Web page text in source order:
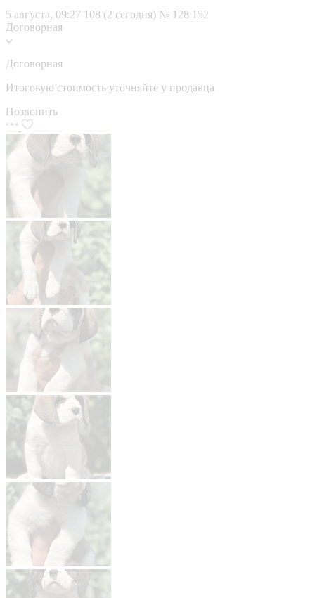
5 августа, 09:27 108 (2 сегодня) № 128 152
Договорная
Договорная
Итоговую стоимость уточняйте у продавца
Позвонить